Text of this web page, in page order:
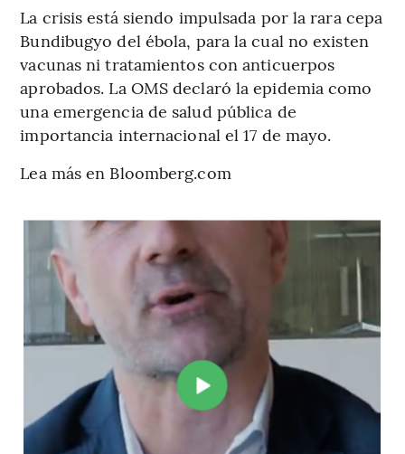
La crisis está siendo impulsada por la rara cepa
Bundibugyo del ébola, para la cual no existen
vacunas ni tratamientos con anticuerpos
aprobados. La OMS declaró la epidemia como
una emergencia de salud pública de
importancia internacional el 17 de mayo.
Lea más en Bloomberg.com